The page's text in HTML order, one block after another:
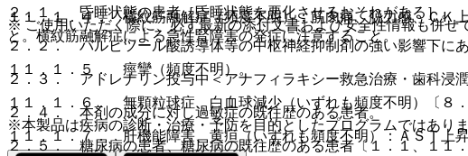
２．１． 昏睡状態の患者［昏睡状態を悪化させるおそれがある］。
２．２． バルビツール酸誘導体等の中枢神経抑制剤の強い影響下に
２．３． アドレナリン投与中＜アナフィラキシー救急治療・歯科浸
２．４． 本剤の成分に対し過敏症の既往歴のある患者。
２．５． 糖尿病の患者、糖尿病の既往歴のある患者〔１．１、１１．
１１．１．４． 横紋筋融解症（頻度不明）：筋肉痛、脱力感、ＣＫ
と。横紋筋融解症による急性腎障害の発症に注意すること。
１１．１．５． 痙攣（頻度不明）。
１１．１．６． 無顆粒球症、白血球減少（いずれも頻度不明）〔８．
１１．１．７． 肝機能障害、黄疸（いずれも頻度不明）：ＡＳＴ上
※ ご使用いただく際に、必ず最新の添付文書および安全性情報も併せ
※本製品は疾病の診断・治療・予防を目的としたプログラムではありま